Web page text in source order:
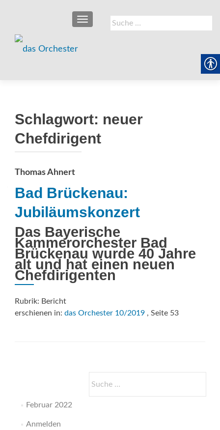
Suche
nach:
SCHALTE NAVIGATION
Schlagwort: neuer
Chefdirigent
Thomas Ahnert
Bad Brückenau:
Jubiläumskonzert
Das Bayerische
Kammerorchester Bad
Brückenau wurde 40 Jahre
alt und hat einen neuen
Chefdirigenten
Rubrik: Bericht
erschienen in: das Orchester 10/2019 , Seite 53
nach:
Februar 2022
Anmelden